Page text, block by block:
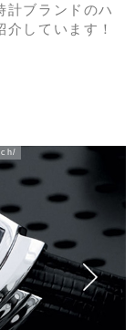
計ブランドのハ
しています！